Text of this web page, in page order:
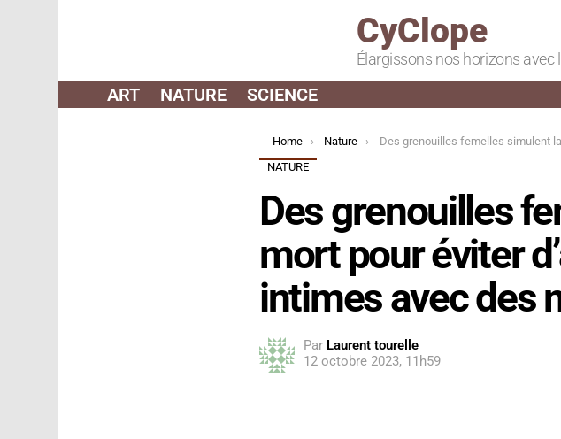
CyClope
Élargissons nos horizons avec
ART NATURE SCIENCE
You are here:
Home Nature
Des grenouilles femelles simulent la mort pour éviter d’avoir des relations intimes avec des
NATURE
Des grenouilles
mort pour éviter
intimes avec des
Par Laurent tourelle
12 octobre 2023, 11h59